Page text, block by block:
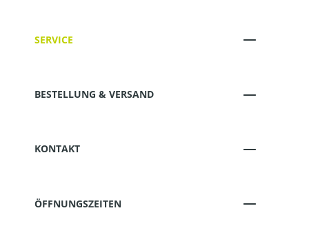
SERVICE
BESTELLUNG & VERSAND
KONTAKT
ÖFFNUNGSZEITEN